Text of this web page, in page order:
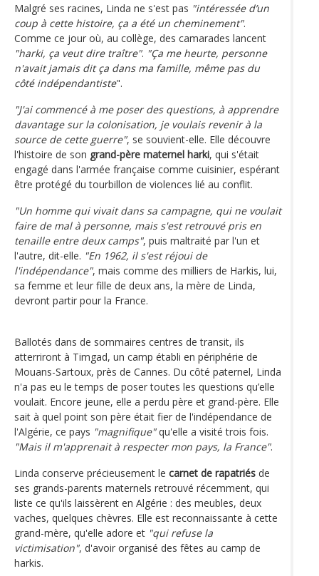
Malgré ses racines, Linda ne s'est pas "intéressée d’un
coup à cette histoire, ça a été un cheminement".
Comme ce jour où, au collège, des camarades lancent
"harki, ça veut dire traître". "Ça me heurte, personne
n'avait jamais dit ça dans ma famille, même pas du
côté indépendantiste".
"J'ai commencé à me poser des questions, à apprendre
davantage sur la colonisation, je voulais revenir à la
source de cette guerre", se souvient-elle. Elle découvre
l'histoire de son grand-père maternel harki, qui s'était
engagé dans l'armée française comme cuisinier, espérant
être protégé du tourbillon de violences lié au conflit.
"Un homme qui vivait dans sa campagne, qui ne voulait
faire de mal à personne, mais s'est retrouvé pris en
tenaille entre deux camps", puis maltraité par l'un et
l'autre, dit-elle. "En 1962, il s'est réjoui de
l'indépendance", mais comme des milliers de Harkis, lui,
sa femme et leur fille de deux ans, la mère de Linda,
devront partir pour la France.
Ballotés dans de sommaires centres de transit, ils
atterriront à Timgad, un camp établi en périphérie de
Mouans-Sartoux, près de Cannes. Du côté paternel, Linda
n'a pas eu le temps de poser toutes les questions qu’elle
voulait. Encore jeune, elle a perdu père et grand-père. Elle
sait à quel point son père était fier de l'indépendance de
l'Algérie, ce pays "magnifique"qu'elle a visité trois fois.
"Mais il m'apprenait à respecter mon pays, la France".
Linda conserve précieusement le carnet de rapatriés de
ses grands-parents maternels retrouvé récemment, qui
liste ce qu'ils laissèrent en Algérie : des meubles, deux
vaches, quelques chèvres. Elle est reconnaissante à cette
grand-mère, qu'elle adore et "qui refuse la
victimisation", d'avoir organisé des fêtes au camp de
harkis.